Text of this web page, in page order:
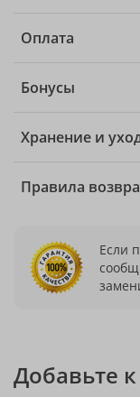
Оплата
Бонусы
Хранение и
Правила
Если
Добавьте к